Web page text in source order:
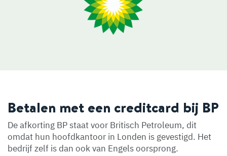
Betalen met een creditcard bij BP
De afkorting BP staat voor Britisch Petroleum, dit
omdat hun hoofdkantoor in Londen is gevestigd. Het
bedrijf zelf is dan ook van Engels oorsprong.